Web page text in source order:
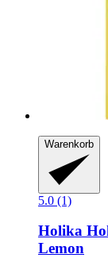
Warenkorb
5.0 (1)
Holika
Lemon